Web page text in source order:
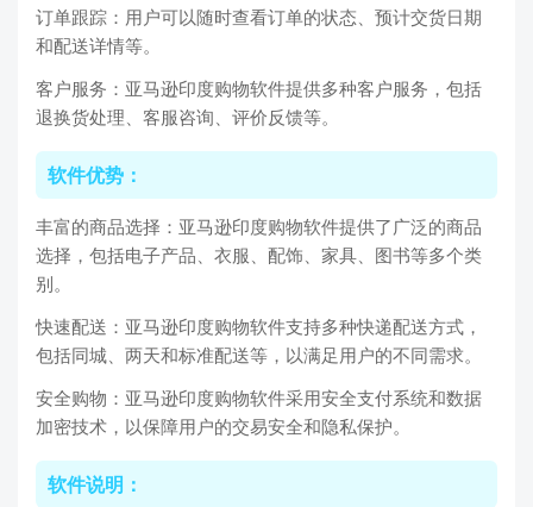
订单跟踪：用户可以随时查看订单的状态、预计交货日期
和配送详情等。
客户服务：亚马逊印度购物软件提供多种客户服务，包括
退换货处理、客服咨询、评价反馈等。
软件优势：
丰富的商品选择：亚马逊印度购物软件提供了广泛的商品
选择，包括电子产品、衣服、配饰、家具、图书等多个类
别。
快速配送：亚马逊印度购物软件支持多种快递配送方式，
包括同城、两天和标准配送等，以满足用户的不同需求。
安全购物：亚马逊印度购物软件采用安全支付系统和数据
加密技术，以保障用户的交易安全和隐私保护。
软件说明：